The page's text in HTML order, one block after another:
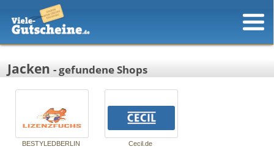
Jacken- gefundene Shops
BESTYLED­BERLIN Ce­cil.de